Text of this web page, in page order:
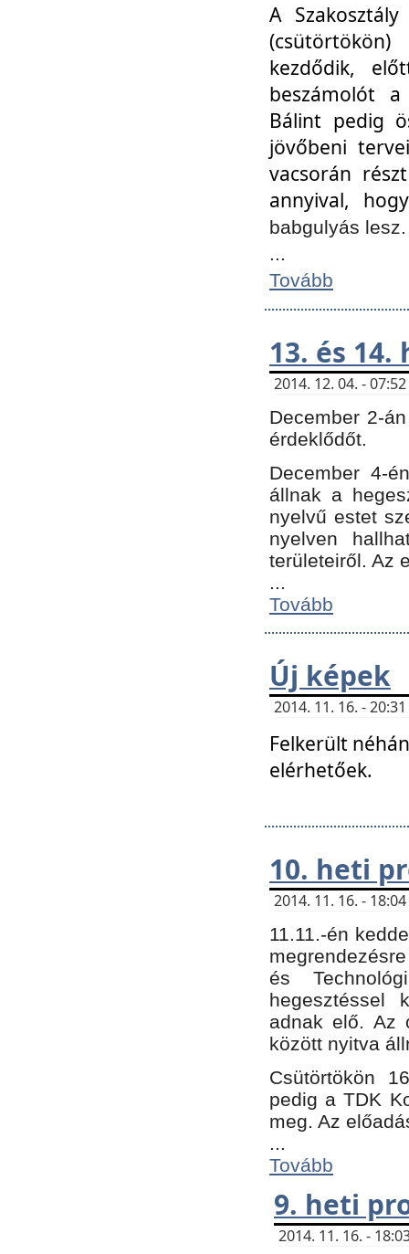
A
kezdődik,
beszámolót
Bálint pedig
jövőbeni
vacsorán
annyival,
babgulyás
...
Tovább
13. és
2014. 12. 04. -
December 2-
érdeklődőt.
December 4-
állnak a
nyelvű estet
nyelven
területeiről. Az
...
Tovább
Új képek
2014. 11. 16. -
Felkerült
elérhetőek.
10. heti
2014. 11. 16. -
11.11.-én
és
hegesztéssel
adnak elő. Az
között nyitva
Csütörtökön
pedig a TDK
meg. Az
...
Tovább
9. heti
2014. 11. 16. -